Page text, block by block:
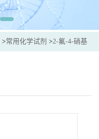
>常用化学试剂 >2-氟-4-硝基